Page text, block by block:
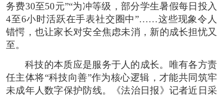
务费30至50元”“为冲等级，部分学生暑假每日投入
4至6小时活跃在手表社交圈中”……这些现象令人
错愕，也让家长对安全焦虑未消，新的成长担忧又
至。
科技的本质应是服务于人的成长。唯有各方责
任主体将“科技向善”作为核心逻辑，才能共同筑牢
未成年人数字保护防线。《法治日报》记者近日采